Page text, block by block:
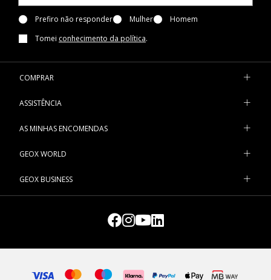
podem ser facilmente utilizados para passeios à noite e em
qualquer outra ocasião especial.
Desde os modelos de salto alto com um estilo citadino aos
slingbacks de salto largo com um atrativo moderno e chique: os
modelos que encontra em geox.com são um concentrado de
dispõe de muitas outras alternativas.
Para dar um toque bon ton aos seus outfits de trabalho, pode
Mas também os grandes clássicos, como ossapatos de
de pele ou camurça, são excelentes sapatos femininos para
descubra também a nossa seleção de sneakers confortáveis
Prefiro não responder Mulher
Homem
Tomei conhecimento da política.
COMPRAR
ASSISTÊNCIA
AS MINHAS ENCOMENDAS
GEOX WORLD
GEOX BUSINESS